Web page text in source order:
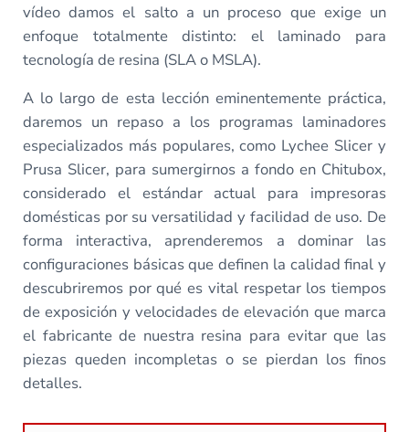
vídeo damos el salto a un proceso que exige un
enfoque totalmente distinto: el laminado para
tecnología de resina (SLA o MSLA).
A lo largo de esta lección eminentemente práctica,
daremos un repaso a los programas laminadores
especializados más populares, como Lychee Slicer y
Prusa Slicer, para sumergirnos a fondo en Chitubox,
considerado el estándar actual para impresoras
domésticas por su versatilidad y facilidad de uso. De
forma interactiva, aprenderemos a dominar las
configuraciones básicas que definen la calidad final y
descubriremos por qué es vital respetar los tiempos
de exposición y velocidades de elevación que marca
el fabricante de nuestra resina para evitar que las
piezas queden incompletas o se pierdan los finos
detalles.